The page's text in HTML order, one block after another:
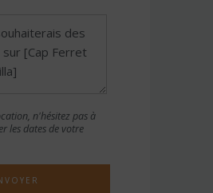
n'hésitez pas à
les dates de votre